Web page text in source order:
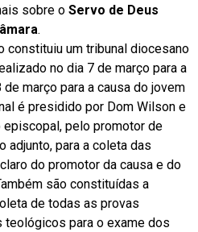
sobre o Servo de Deus
.
constituiu um tribunal diocesano
no dia 7 de março para a
março para a causa do jovem
é presidido por Dom Wilson e
pelo promotor de
adjunto, para a coleta das
do promotor da causa e do
são constituídas a
de todas as provas
para o exame dos